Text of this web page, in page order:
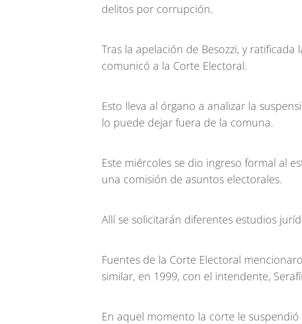
delitos por corrupción.
Tras la apelación de Besozzi, y
comunicó a la Corte Electoral.
Esto lleva al órgano a analizar la
lo puede dejar fuera de la comuna.
Este miércoles se dio ingreso formal al
una comisión de asuntos electorales.
Allí se solicitarán diferentes estudios
Fuentes de la Corte Electoral
similar, en 1999, con el intendente,
En aquel momento la corte le